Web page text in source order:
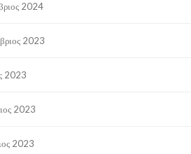
2024
2023
2023
2023
2023